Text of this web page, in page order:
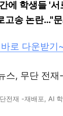
에 학생들 '서
고송 논란…"
로 다운받기
스, 무단 전재
전재 -재배포, AI